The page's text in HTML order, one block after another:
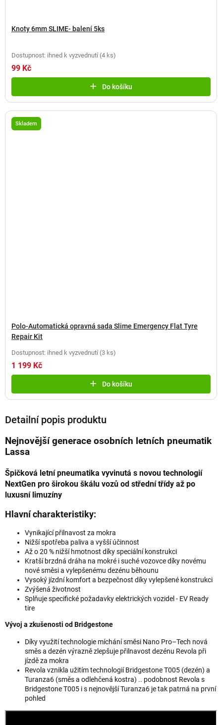
Knoty 6mm SLIME- balení 5ks
Dostupnost: ihned k vyzvednutí (4 ks)
99 Kč
Do košíku
Skladem
Polo-Automatická opravná sada Slime Emergency Flat Tyre
Repair Kit
Dostupnost: ihned k vyzvednutí (3 ks)
1 199 Kč
Do košíku
Detailní popis produktu
Nejnovější generace osobních letních pneumatik
Lassa
Špičková letní pneumatika vyvinutá s novou technologií
NextGen pro širokou škálu vozů od střední třídy až po
luxusní limuzíny
Hlavní charakteristiky:
Vynikající přilnavost za mokra
Nižší spotřeba paliva a vyšší účinnost
Až o 20 % nižší hmotnost díky speciální konstrukci
Kratší brzdná dráha na mokré i suché vozovce díky novému
nové směsi a vylepšenému dezénu běhounu
Vysoký jízdní komfort a bezpečnost díky vylepšené konstrukci
Zvýšená životnost
Splňuje specifické požadavky elektrických vozidel - EV Ready
tire
Vývoj a zkušenosti od Bridgestone
Díky využití technologie míchání směsi Nano Pro–Tech nová
směs a dezén výrazně zlepšuje přilnavost dezénu Revola při
jízdě za mokra
Revola vznikla užitím technologií Bridgestone T005 (dezén) a
Turanza6 (směs a odlehčená kostra) .. podobnost Revola s
Bridgestone T005 i s nejnovější Turanza6 je tak patrná na první
pohled